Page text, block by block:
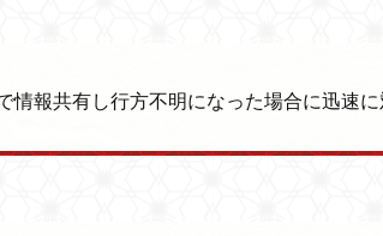
報共有し行方不明になった場合に迅速に